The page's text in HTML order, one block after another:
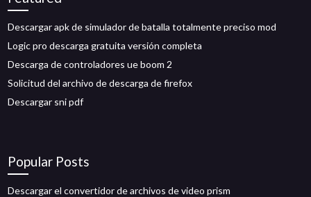
Descargar apk de simulador de batalla totalmente preciso mod
Logic pro descarga gratuita versión completa
Descarga de controladores ue boom 2
Solicitud del archivo de descarga de firefox
Descargar sni pdf
Popular Posts
Descargar el convertidor de archivos de video prism